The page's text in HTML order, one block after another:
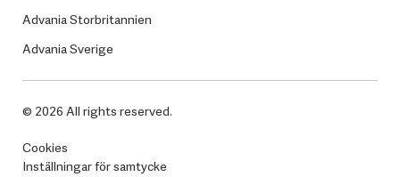
Advania Storbritannien
Advania Sverige
© 2026 All rights reserved.
Cookies
Inställningar för samtycke